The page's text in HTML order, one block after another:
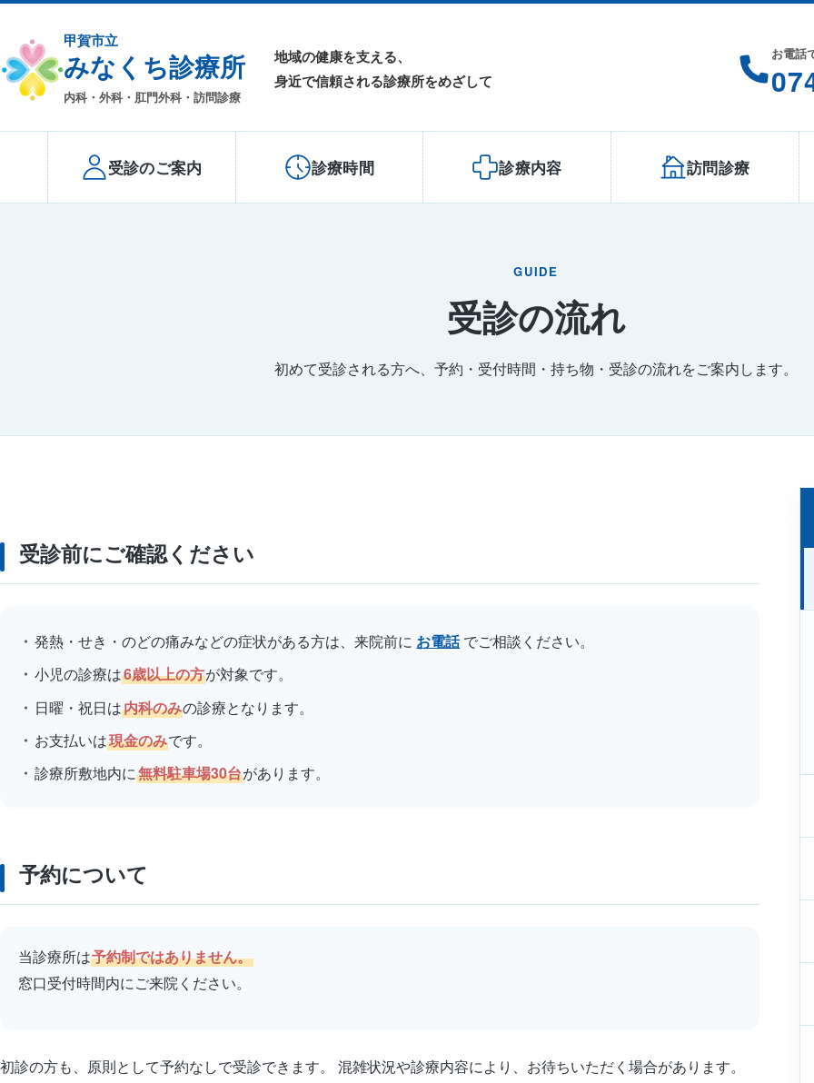
甲賀市立
みなくち診療所
内科・外科・肛門外科・訪問診療
地域の健康を支える、
身近で信頼される診療所をめざして
お電話
受診のご案内 診療時間 診療内容 訪問診療
GUIDE
受診の流れ
初めて受診される方へ、予約・受付時間・持ち物・受診の流れをご案内します。
受診前にご確認ください
発熱・せき・のどの痛みなどの症状がある方は、来院前に お電話でご相談ください。
小児の診療は6歳以上の方が対象です。
日曜・祝日は内科のみの診療となります。
お支払いは現金のみです。
診療所敷地内に無料駐車場30台があります。
予約について
当診療所は予約制ではありません。
窓口受付時間内にご来院ください。
初診の方も、原則として予約なしで受診できます。 混雑状況や診療内容により、お待ちいただく場合があります。